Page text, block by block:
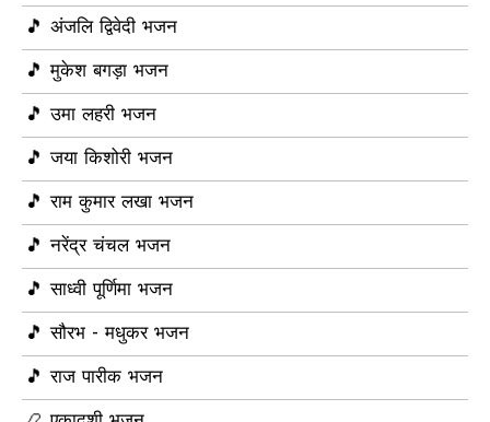
🎵 अंजलि द्विवेदी भजन
🎵 मुकेश बगड़ा भजन
🎵 उमा लहरी भजन
🎵 जया किशोरी भजन
🎵 राम कुमार लखा भजन
🎵 नरेंद्र चंचल भजन
🎵 साध्वी पूर्णिमा भजन
🎵 सौरभ - मधुकर भजन
🎵 राज पारीक भजन